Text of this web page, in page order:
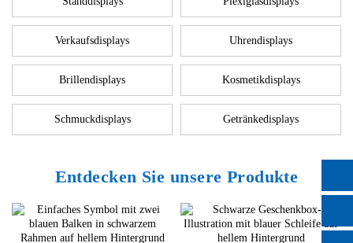
Verkaufsdisplays Uhrendisplays
Brillendisplays Kosmetikdisplays
Schmuckdisplays Getränkedisplays
Entdecken Sie unsere Produkte